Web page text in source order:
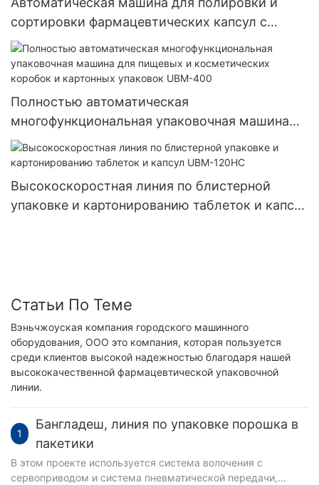
сортировки фармацевтических капсул с
быстрой доставкой
Полностью автоматическая
многофункциональная упаковочная машина
для пищевых и косметических коробок и
картонных упаковок UBM-400
Высокоскоростная линия по блистерной
упаковке и картонированию таблеток и капсул
Статьи По Теме
Вэньчжоуская компания городского машинного
оборудования, ООО это компания, которая пользуется
среди клиентов высокой надежностью благодаря нашей
высококачественной фармацевтической упаковочной
линии.
1
Бангладеш, линия по упаковке порошка в
пакетики
В этом проекте используется система волочения с
сервоприводом и система пневматической передачи,